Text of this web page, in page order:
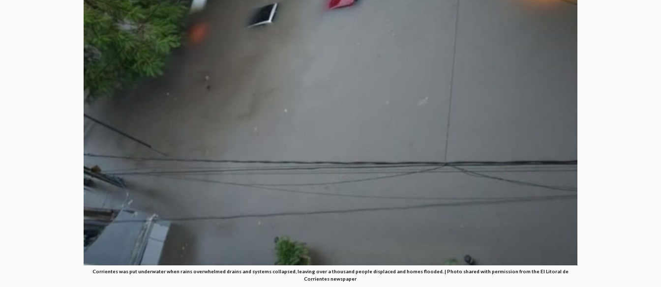
Corrientes was put underwater when rains overwhelmed drains and systems collapsed, leaving over a thousand people displaced and homes flooded. | Photo shared with permission from the El Litoral de
Corrientes newspaper